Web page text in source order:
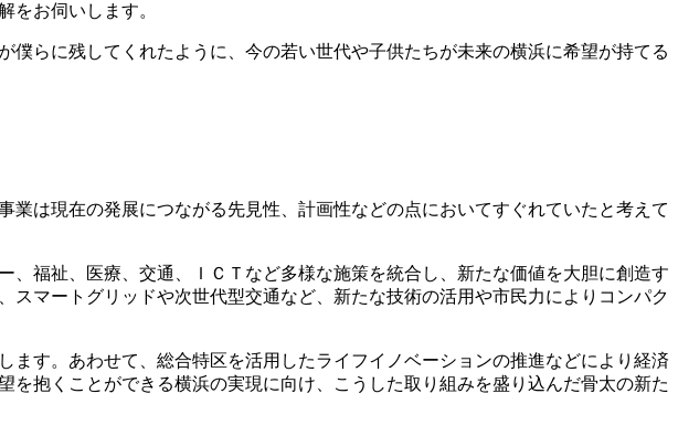
をお伺いします。
らに残してくれたように、今の若い世代や子供たちが未来の横浜に希望が持てる
は現在の発展につながる先見性、計画性などの点においてすぐれていたと考えて
福祉、医療、交通、ＩＣＴなど多様な施策を統合し、新たな価値を大胆に創造す
マートグリッドや次世代型交通など、新たな技術の活用や市民力によりコンパク
す。あわせて、総合特区を活用したライフイノベーションの推進などにより経済
抱くことができる横浜の実現に向け、こうした取り組みを盛り込んだ骨太の新た